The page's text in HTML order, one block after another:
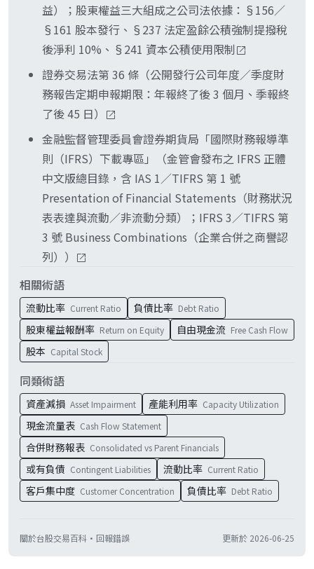
益）；股東權益三大組成之公司法依據：§156／
§161 股本發行、§237 法定盈餘公積強制提撥稅
後淨利 10%、§241 資本公積使用限制
證券交易法第 36 條（公開發行公司年度／季度財
務報告定期申報期限：年報終了後 3 個月、季報終
了後 45 日）
金融監督管理委員會證券期貨局「國際財務報導準
則（IFRS）下載專區」（金管會發布之 IFRS 正體
中文版總目錄，含 IAS 1／TIFRS 第 1 號
Presentation of Financial Statements（財務狀況
表表達與流動／非流動分類）；IFRS 3／TIFRS 第
3 號 Business Combinations（企業合併之商譽認
列））
相關術語
流動比率 Current Ratio 負債比率 Debt Ratio
股東權益報酬率 Return on Equity 自由現金流 Free Cash Flow
股本 Capital Stock
同類術語
資產減損 Asset Impairment 產能利用率 Capacity Utilization
現金流量表 Cash Flow Statement
合併財務報表 Consolidated vs Parent Financials
或有負債 Contingent Liabilities 流動比率 Current Ratio
客戶集中度 Customer Concentration 負債比率 Debt Ratio
關於台股交易百科 · 回報錯誤 更新於 2026-06-25